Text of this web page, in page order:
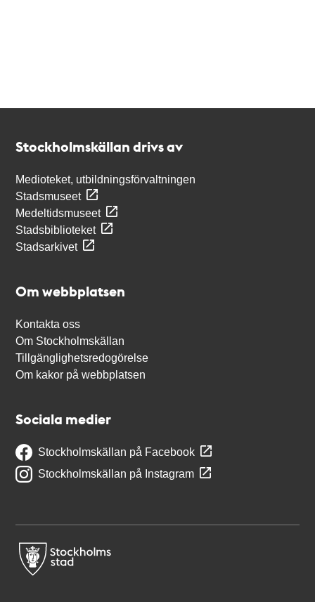
Stockholmskällan drivs av
Medioteket, utbildningsförvaltningen
Stadsmuseet
Medeltidsmuseet
Stadsbiblioteket
Stadsarkivet
Om webbplatsen
Kontakta oss
Om Stockholmskällan
Tillgänglighetsredogörelse
Om kakor på webbplatsen
Sociala medier
Stockholmskällan på Facebook
Stockholmskällan på Instagram